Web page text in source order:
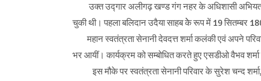
उक्त उद्गार अलीगढ़ खण्ड गंग नहर के अधिशासी अभियता
चुकी थी। पहला बलिदान उदैया साहब केे रूप में 19 सितम्बर
महान स्वतंत्रता सेनानी देवदत्त शर्मा कलंकी एवं अपने
भर आयीं। कार्यक्रम को सम्बोधित करते हुए एसडीओ वैभव
इस मौके पर स्वतंत्रता सेनानी परिवार के सुरेश चन्द शर्मा,